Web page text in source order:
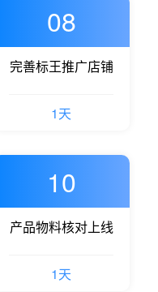
08
完善标王推广店铺
1天
10
产品物料核对上线
1天